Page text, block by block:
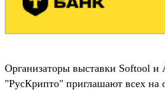
Организаторы выставки Softool и
"РусКрипто" приглашают всех на